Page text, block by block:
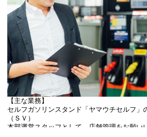
【主な業務】
セルフガソリンスタンド「ヤマウチセルフ」
（ＳＶ）
本部運営スタッフとして、店舗管理をお願い